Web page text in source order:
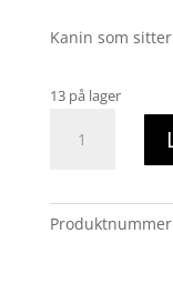
Kanin som
13 på lager
maler